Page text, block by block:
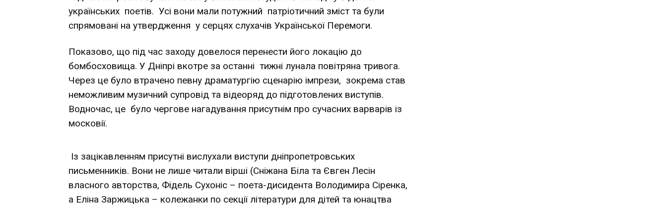
українських поетів. Усі вони мали потужний патріотичний зміст та були
спрямовані на утвердження у серцях слухачів Української Перемоги.
Показово, що під час заходу довелося перенести його локацію до
бомбосховища. У Дніпрі вкотре за останні тижні лунала повітряна тривога.
Через це було втрачено певну драматургію сценарію імпрези, зокрема став
неможливим музичний супровід та відеоряд до підготовлених виступів.
Водночас, це було чергове нагадування присутнім про сучасних варварів із
московії.
Із зацікавленням присутні вислухали виступи дніпропетровських
письменників. Вони не лише читали вірші (Сніжана Біла та Євген Лесін
власного авторства, Фідель Сухоніс – поета-дисидента Володимира Сіренка,
а Еліна Заржицька – колежанки по секції літератури для дітей та юнацтва